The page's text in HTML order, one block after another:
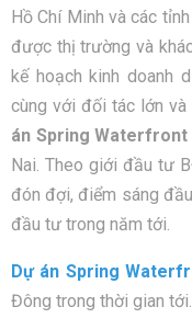
Hồ Chí Minh và các
được thị trường và
kế hoạch kinh doanh
cùng với đối tác lớn và
án Spring Waterfront
Nai. Theo giới đầu tư
đón đợi, điểm sáng
đầu tư trong năm tới.
Dự án Spring
Đông trong thời gian tới.